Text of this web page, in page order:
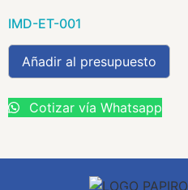
IMD-ET-001
Añadir al presupuesto
Cotizar vía Whatsapp